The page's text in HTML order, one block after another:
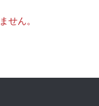
せん。